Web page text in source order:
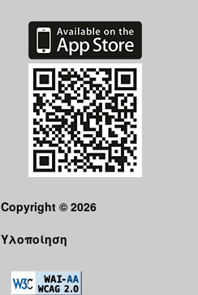
Copyright © 2026
Υλοποίηση